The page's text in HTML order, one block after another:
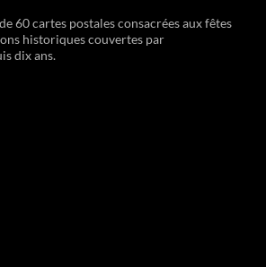
60 cartes postales consacrées aux fêtes
historiques couvertes par
dix ans.